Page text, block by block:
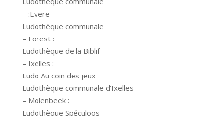
– :Evere
Ludothèque communale
– Forest :
Ludothèque de la Biblif
– Ixelles :
Ludo Au coin des jeux
Ludothèque communale d’Ixelles
– Molenbeek :
Ludothèque Spéculoos